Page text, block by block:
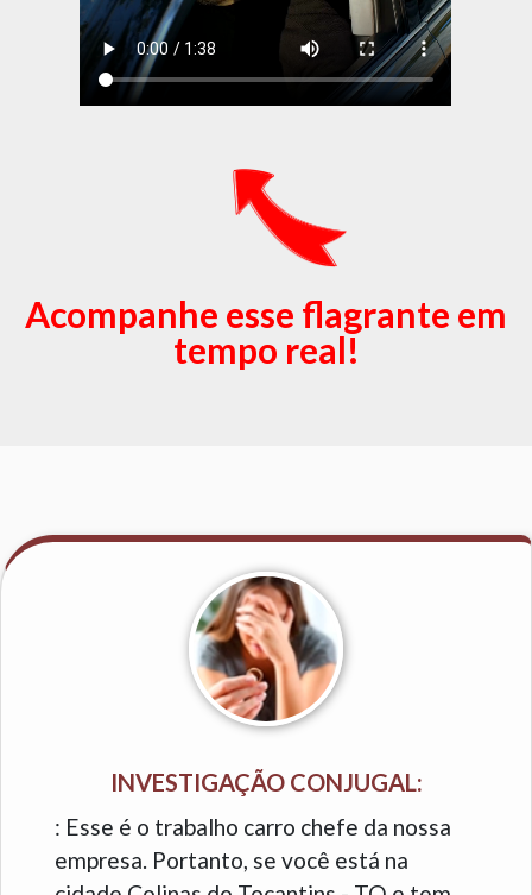
Acompanhe esse flagrante em
tempo real!
INVESTIGAÇÃO CONJUGAL:
: Esse é o trabalho carro chefe da nossa
empresa. Portanto, se você está na